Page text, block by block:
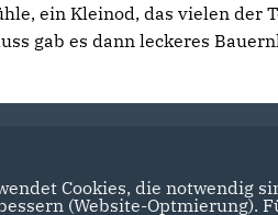
ein Kleinod, das vielen der
gab es dann leckeres
Cookies, die notwendig
(Website-